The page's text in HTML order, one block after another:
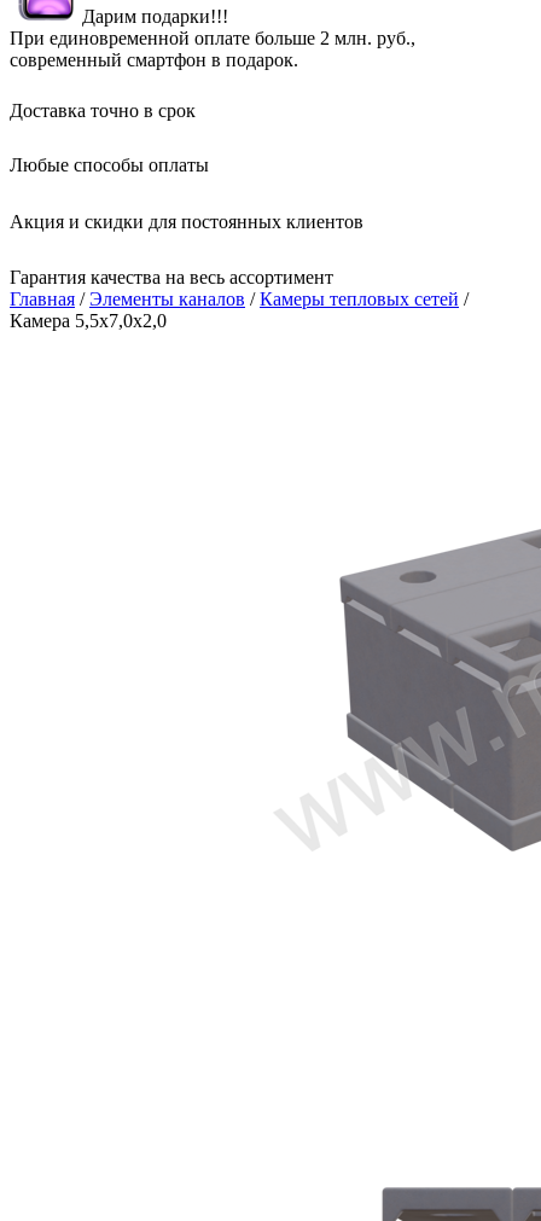
Дарим подарки!!!
При единовременной оплате больше 2 млн. руб.,
современный смартфон в подарок.
Доставка точно в срок
Любые способы оплаты
Акция и скидки для постоянных клиентов
Гарантия качества на весь ассортимент
Главная /Элементы каналов /Камеры тепловых сетей /
Камера 5,5x7,0x2,0